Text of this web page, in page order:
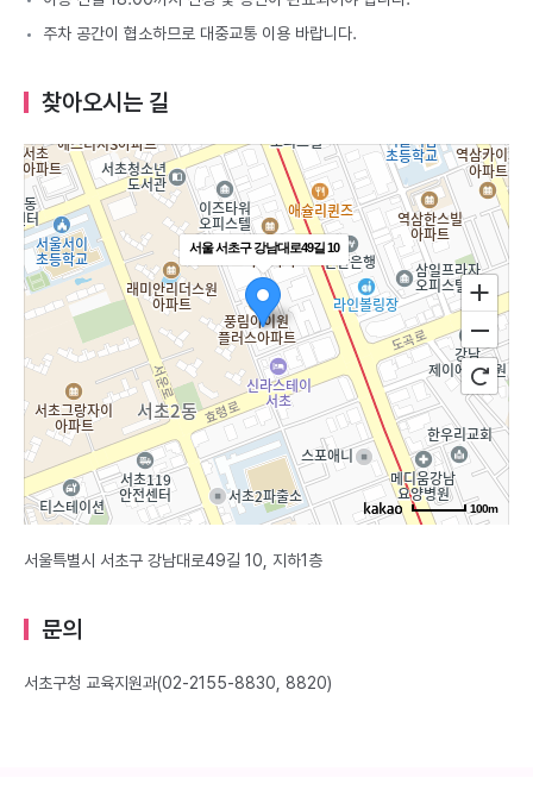
주차 공간이 협소하므로 대중교통 이용 바랍니다.
찾아오시는 길
서울 서초구 강남대로49길 10
100m
서울특별시 서초구 강남대로49길 10, 지하1층
문의
서초구청 교육지원과(02-2155-8830, 8820)